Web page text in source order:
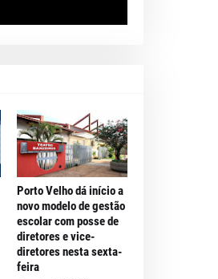
Porto Velho dá início a
novo modelo de gestão
escolar com posse de
diretores e vice-
diretores nesta sexta-
feira